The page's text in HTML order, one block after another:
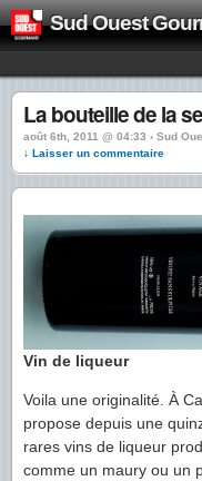
Sud Ouest
La bouteille de la
août 6th, 2011 @ 04:33 › Sud
↓ Laisser un commentaire
Vin de liqueur
Voila une originalité. À
propose depuis une
rares vins de liqueur
comme un maury ou un